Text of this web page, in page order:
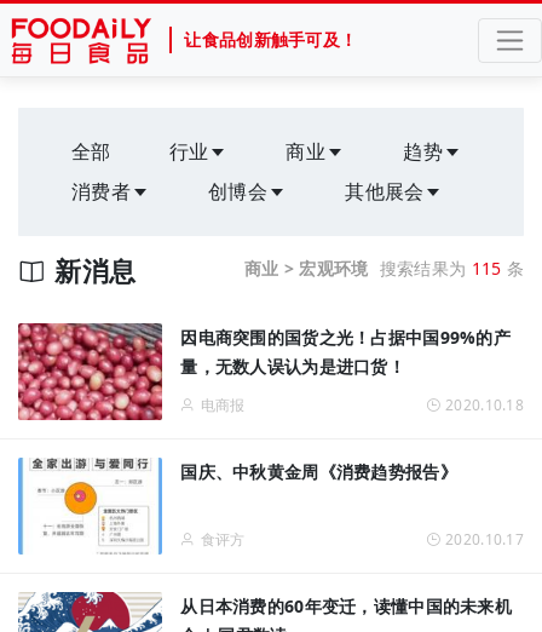
让食品创新触手可及！
全部 行业 商业
趋势
消费者
创博会 其他展会
商业 > 宏观环境 搜索结果为 115 条
新消息
因电商突围的国货之光！占据中国99%的产
量，无数人误认为是进口货！
电商报 2020.10.18
国庆、中秋黄金周《消费趋势报告》
食评方 2020.10.17
从日本消费的60年变迁，读懂中国的未来机